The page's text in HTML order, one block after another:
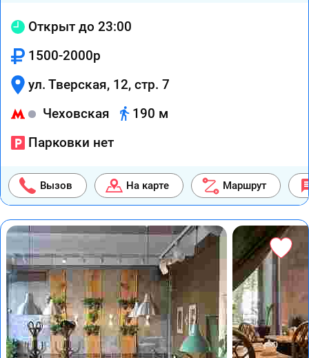
Открыт до 23:00
1500-2000р
ул. Тверская, 12, стр. 7
Чеховская
190 м
Парковки нет
Вызов На карте Маршрут